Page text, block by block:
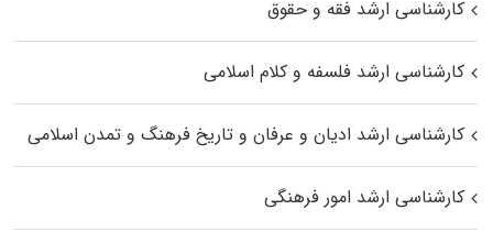
کارشناسی ارشد فقه و حقوق
کارشناسی ارشد فلسفه و کلام اسلامی
کارشناسی ارشد ادیان و عرفان و تاریخ فرهنگ و تمدن اسلامی
کارشناسی ارشد امور فرهنگی